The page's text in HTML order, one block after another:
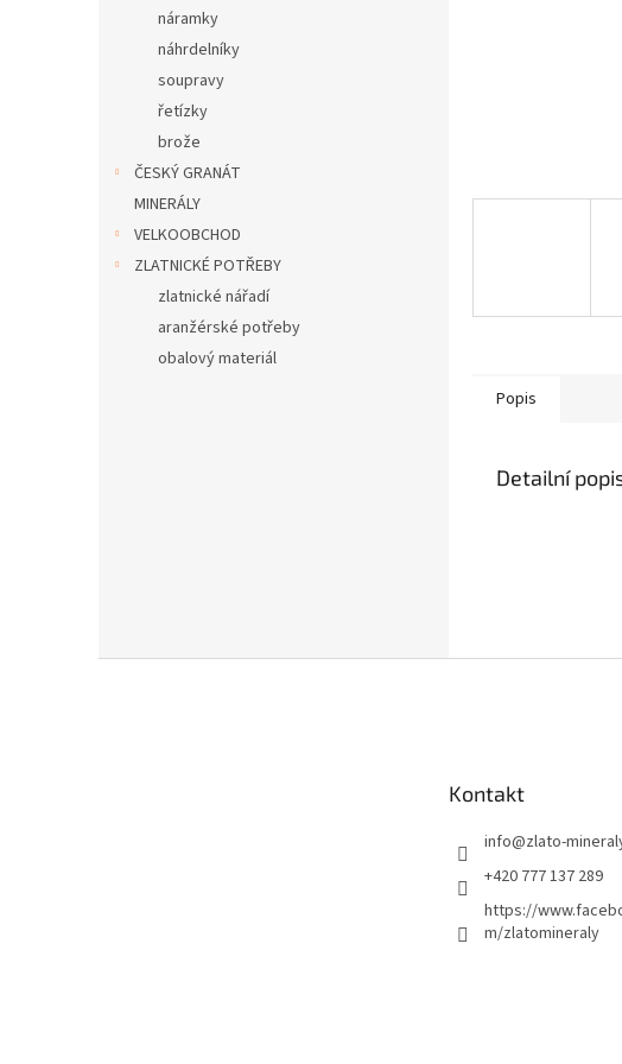
náramky
náhrdelníky
soupravy
řetízky
brože
ČESKÝ GRANÁT
MINERÁLY
VELKOOBCHOD
ZLATNICKÉ POTŘEBY
zlatnické nářadí
aranžérské potřeby
obalový materiál
Popis
Detailní
Kontakt
info@zlato-
+420 777 137 289
https://
m/zlatomineraly